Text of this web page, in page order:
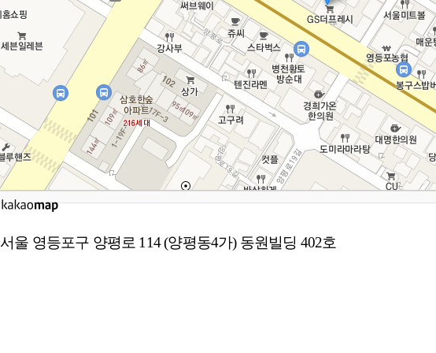
서울 영등포구 양평로 114 (양평동4가) 동원빌딩 402호